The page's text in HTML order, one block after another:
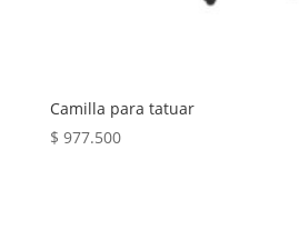
Camilla para tatuar
$ 977.500